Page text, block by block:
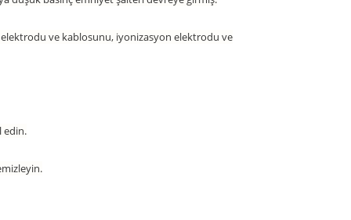
elektrodu ve kablosunu, iyonizasyon elektrodu ve
edin.